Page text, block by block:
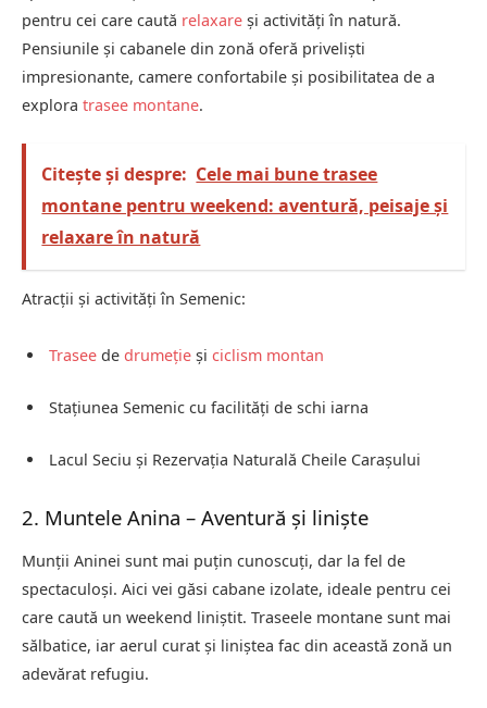
pentru cei care caută relaxare și activități în natură.
Pensiunile și cabanele din zonă oferă priveliști
impresionante, camere confortabile și posibilitatea de a
explora trasee montane.
Citește și despre: Cele mai bune trasee
montane pentru weekend: aventură, peisaje și
relaxare în natură
Atracții și activități în Semenic:
Trasee de drumeție și ciclism montan
Stațiunea Semenic cu facilități de schi iarna
Lacul Seciu și Rezervația Naturală Cheile Carașului
2. Muntele Anina – Aventură și liniște
Munții Aninei sunt mai puțin cunoscuți, dar la fel de
spectaculoși. Aici vei găsi cabane izolate, ideale pentru cei
care caută un weekend liniștit. Traseele montane sunt mai
sălbatice, iar aerul curat și liniștea fac din această zonă un
adevărat refugiu.